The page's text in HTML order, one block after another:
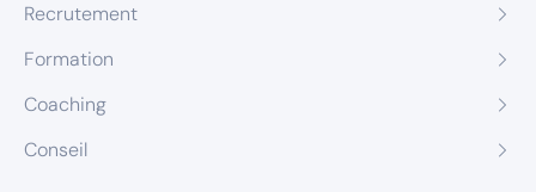
Recrutement
Formation
Coaching
Conseil